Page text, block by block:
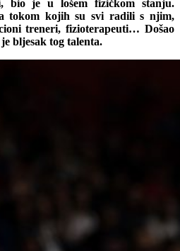
bio je u lošem fizičkom stanju.
tokom kojih su svi radili s njim,
treneri, fizioterapeuti… Došao
bljesak tog talenta.